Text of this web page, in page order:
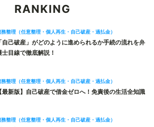
RANKING
務整理（任意整理・個人再生・自己破産・過払金）
「自己破産」がどのように進められるか手続の流れを弁
士目線で徹底解説！
務整理（任意整理・個人再生・自己破産・過払金）
【最新版】自己破産で借金ゼロへ！免責後の生活全知識
務整理（任意整理・個人再生・自己破産・過払金）